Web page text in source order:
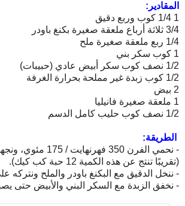
المقادير:
1 1/4 كوب وربع دقيق
3/4 ثلاثة أرباع ملعقة صغيرة بكنغ باودر
1/4 ربع ملعقة صغيرة ملح
1 كوب سكر بني
1/2 نصف كوب سكر أبيض عادي (حبيبات)
1/2 كوب زبدة غير مملحة بحرارة الغرفة
2 بيض
1 ملعقة صغيرة فانيليا
1/2 نصف كوب حليب كامل الدسم
الطريقة:
- نحمي الفرن 350
(تقريبًا تنتج عن هذه الكمية 12 حبة كب كيك).
- ننخل الدقيق مع البكنغ باودر والملح ونتركه
- نخفق الزبدة مع السكر البني والأبيض حتى